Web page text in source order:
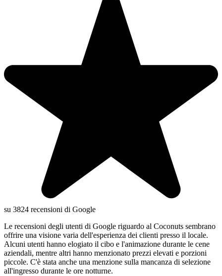
su 3824 recensioni di Google
Le recensioni degli utenti di Google riguardo al Coconuts sembrano
offrire una visione varia dell'esperienza dei clienti presso il locale.
Alcuni utenti hanno elogiato il cibo e l'animazione durante le cene
aziendali, mentre altri hanno menzionato prezzi elevati e porzioni
piccole. C'è stata anche una menzione sulla mancanza di selezione
all'ingresso durante le ore notturne.